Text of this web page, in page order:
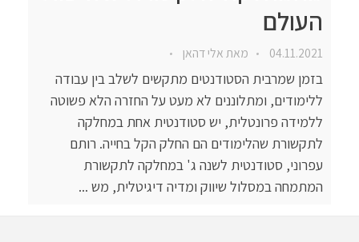
העולם
04.11.2021 מאתאלי דהאן
בזמן שמרבית הסטודנטים מתקשים לשלב בין עבודה
ללימודים, ומתלוננים לא מעט על החזרה הלא פשוטה
ללמידה פרונטלית, יש סטודנטית אחת במחלקה
לתקשורת שהלימודים הם החלק הקל בחייה. רותם
עפרוני, סטודנטית לשנה ג' במחלקה לתקשורת
המתמחה במסלול שיווק ומדיה דיגיטלית, מש ...